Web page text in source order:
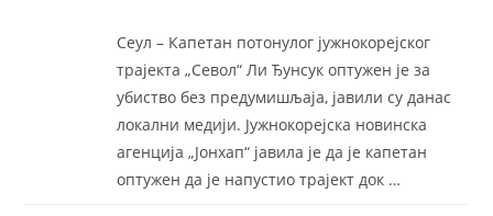
Сеул – Капетан потонулог јужнокорејског
трајекта „Севол“ Ли Ђунсук оптужен је за
убиство без предумишљаја, јавили су данас
локални медији. Јужнокорејска новинска
агенција „Јонхап“ јавила је да је капетан
оптужен да је напустио трајект док …